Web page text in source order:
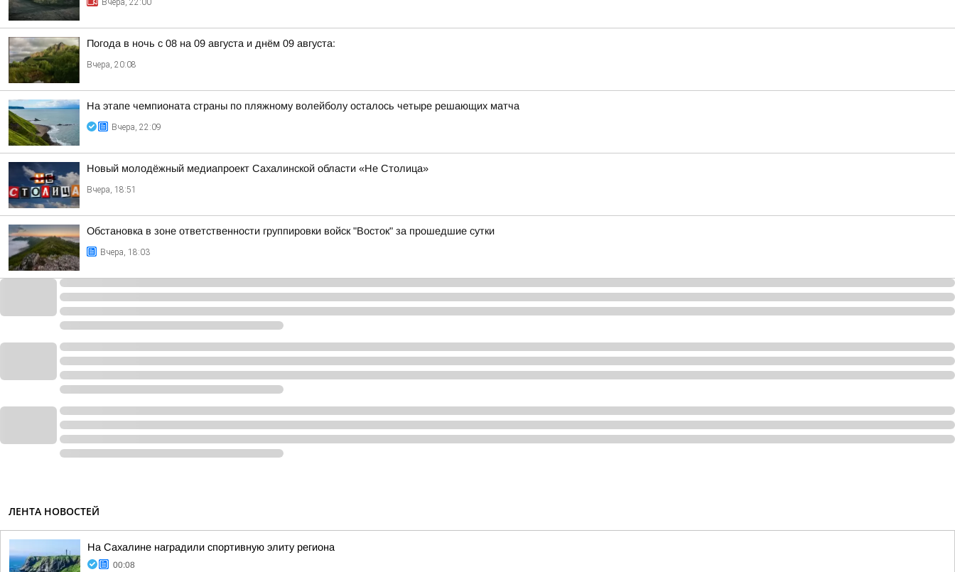
Вчера, 22:00
Погода в ночь с 08 на 09 августа и днём 09 августа:
Вчера, 20:08
На этапе чемпионата страны по пляжному волейболу осталось четыре решающих матча
Вчера, 22:09
Новый молодёжный медиапроект Сахалинской области «Не Столица»
Вчера, 18:51
Обстановка в зоне ответственности группировки войск "Восток" за прошедшие сутки
Вчера, 18:03
ЛЕНТА НОВОСТЕЙ
На Сахалине наградили спортивную элиту региона
00:08